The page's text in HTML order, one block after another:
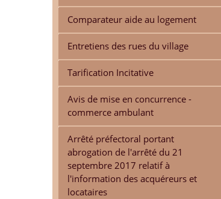
Comparateur aide au logement
Entretiens des rues du village
Tarification Incitative
Avis de mise en concurrence -
commerce ambulant
Arrêté préfectoral portant
abrogation de l'arrêté du 21
septembre 2017 relatif à
l'information des acquéreurs et
locataires